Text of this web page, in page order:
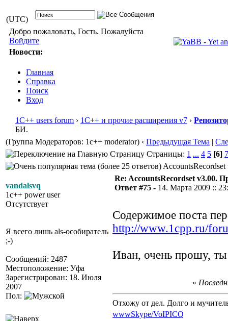
(UTC)
Добро пожаловать, Гость. Пожалуйста
Войдите
Новости:
Главная
Справка
Поиск
Вход
1С++ users forum › 1С++ и прочие расширения v7 ›
БИ.
(Группа Модераторов: 1c++ moderator) ‹ Предыдущая Тема |
Страницы: 1 ... 4 5 [6] 7
vandalsvq
1c++ power user
Отсутствует
Я всего лишь als-особиратель
;-)
Сообщений: 2487
Местоположение: Уфа
Зарегистрирован: 18. Июля
2007
Пол:
Re: AccountsRecordset v3.00.
Ответ #75 - 14. Марта 2009 ::
Содержимое поста
http://www.1cpp.ru/
Иван, очень прошу,
«
Отхожу от дел. Долго и
wwwSkype/VoIPICQ